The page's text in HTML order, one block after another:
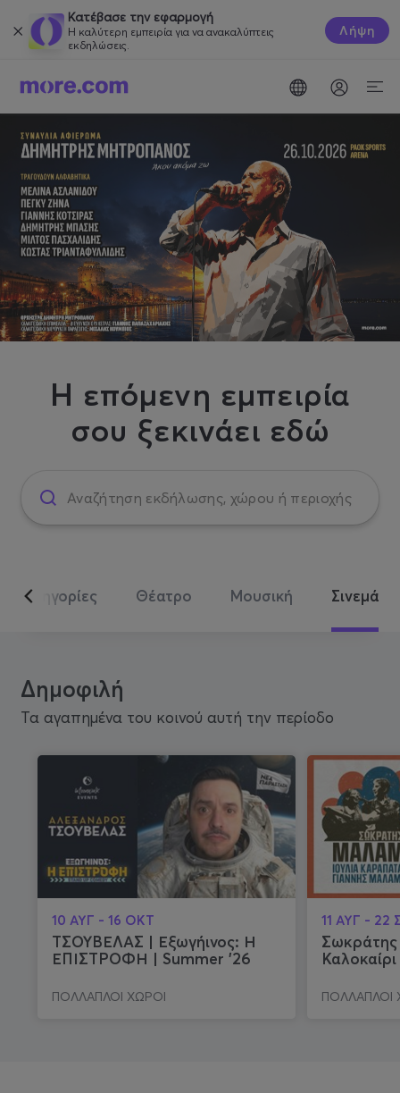
Κατέβασε την εφαρμογή
Η καλύτερη εμπειρία για να ανακαλύπτεις
εκδηλώσεις.
Λήψη
Η επόμενη εμπειρία
σου ξεκινάει εδώ
Κατηγορίες Θέατρο Μουσική Σινεμά
Δημοφιλή
Τα αγαπημένα του κοινού αυτή την περίοδο
10 ΑΥΓ - 16 ΟΚΤ
ΤΣΟΥΒΕΛΑΣ | Εξωγήινος: Η
ΕΠΙΣΤΡΟΦΗ | Summer '26
ΠΟΛΛΑΠΛΟΙ ΧΩΡΟΙ
11 ΑΥΓ - 22
ΠΟΛΛΑΠΛΟΙ